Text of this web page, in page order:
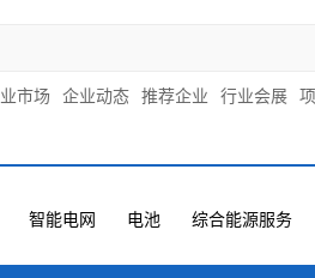
市场 企业动态 推荐企业 行业会展
智能电网 电池 综合能源服务